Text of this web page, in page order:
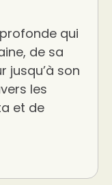
qui
de sa
jusqu’à son
les
et de